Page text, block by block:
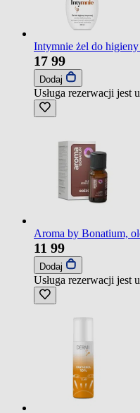
Intymnie żel do
17 99
Dodaj
Usługa rezerwacji jest
Aroma by Bonatium,
11 99
Dodaj
Usługa rezerwacji jest